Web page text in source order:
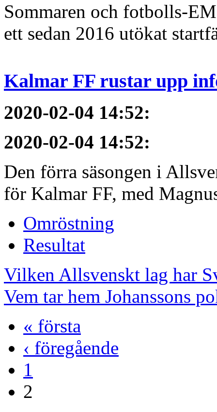
Sommaren och fotbolls-
ett sedan 2016 utökat
Kalmar FF rustar upp
2020-02-04 14:52:
2020-02-04 14:52:
Den förra säsongen i
för Kalmar FF, med
Omröstning
Resultat
Vilken Allsvenskt lag har
Vem tar hem Johanssons
« första
‹ föregående
1
2